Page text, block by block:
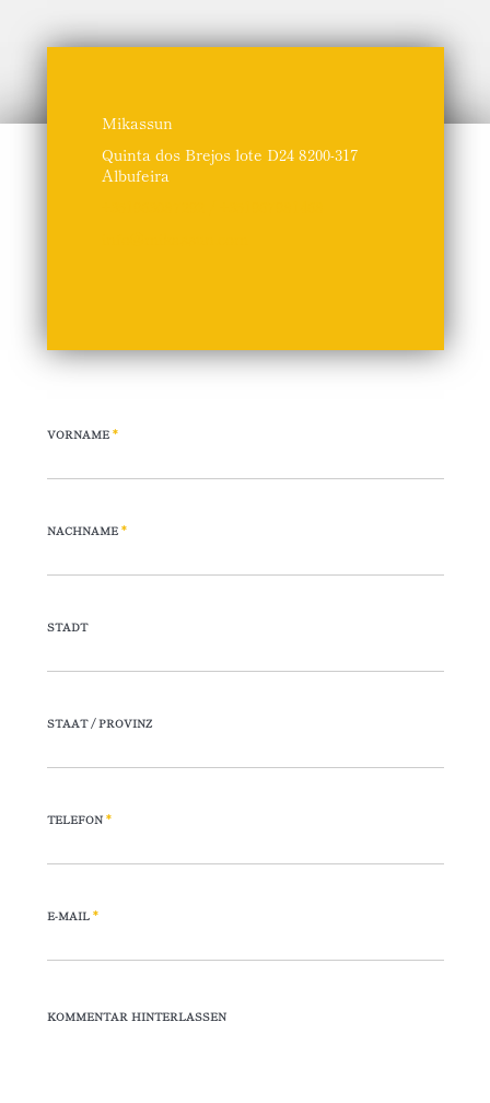
Mikassun
Quinta dos Brejos lote D24 8200-317
Albufeira
VORNAME *
NACHNAME *
STADT
STAAT / PROVINZ
TELEFON *
E-MAIL *
KOMMENTAR HINTERLASSEN